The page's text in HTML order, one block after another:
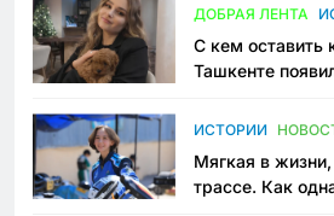
ДОБРАЯ ЛЕНТА
С кем оставить
Ташкенте
ИСТОРИИ
Мягкая в
трассе. Как